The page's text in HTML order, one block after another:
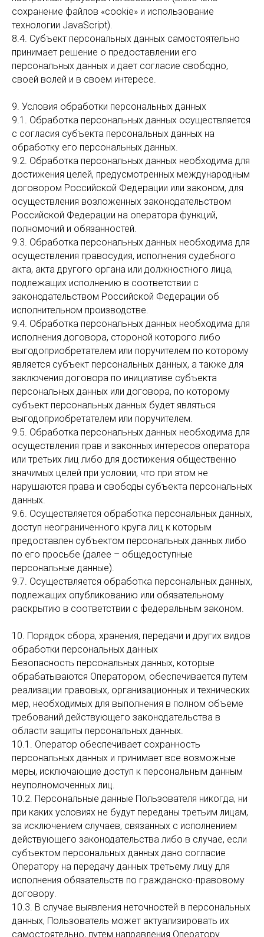
сохранение файлов «cookie» и использование
технологии JavaScript).
8.4. Субъект персональных данных самостоятельно
принимает решение о предоставлении его
персональных данных и дает согласие свободно,
своей волей и в своем интересе.
9. Условия обработки персональных данных
9.1. Обработка персональных данных осуществляется
с согласия субъекта персональных данных на
обработку его персональных данных.
9.2. Обработка персональных данных необходима для
достижения целей, предусмотренных международным
договором Российской Федерации или законом, для
осуществления возложенных законодательством
Российской Федерации на оператора функций,
полномочий и обязанностей.
9.3. Обработка персональных данных необходима для
осуществления правосудия, исполнения судебного
акта, акта другого органа или должностного лица,
подлежащих исполнению в соответствии с
законодательством Российской Федерации об
исполнительном производстве.
9.4. Обработка персональных данных необходима для
исполнения договора, стороной которого либо
выгодоприобретателем или поручителем по которому
является субъект персональных данных, а также для
заключения договора по инициативе субъекта
персональных данных или договора, по которому
субъект персональных данных будет являться
выгодоприобретателем или поручителем.
9.5. Обработка персональных данных необходима для
осуществления прав и законных интересов оператора
или третьих лиц либо для достижения общественно
значимых целей при условии, что при этом не
нарушаются права и свободы субъекта персональных
данных.
9.6. Осуществляется обработка персональных данных,
доступ неограниченного круга лиц к которым
предоставлен субъектом персональных данных либо
по его просьбе (далее – общедоступные
персональные данные).
9.7. Осуществляется обработка персональных данных,
подлежащих опубликованию или обязательному
раскрытию в соответствии с федеральным законом.
10. Порядок сбора, хранения, передачи и других видов
обработки персональных данных
Безопасность персональных данных, которые
обрабатываются Оператором, обеспечивается путем
реализации правовых, организационных и технических
мер, необходимых для выполнения в полном объеме
требований действующего законодательства в
области защиты персональных данных.
10.1. Оператор обеспечивает сохранность
персональных данных и принимает все возможные
меры, исключающие доступ к персональным данным
неуполномоченных лиц.
10.2. Персональные данные Пользователя никогда, ни
при каких условиях не будут переданы третьим лицам,
за исключением случаев, связанных с исполнением
действующего законодательства либо в случае, если
субъектом персональных данных дано согласие
Оператору на передачу данных третьему лицу для
исполнения обязательств по гражданско-правовому
договору.
10.3. В случае выявления неточностей в персональных
данных, Пользователь может актуализировать их
самостоятельно, путем направления Оператору